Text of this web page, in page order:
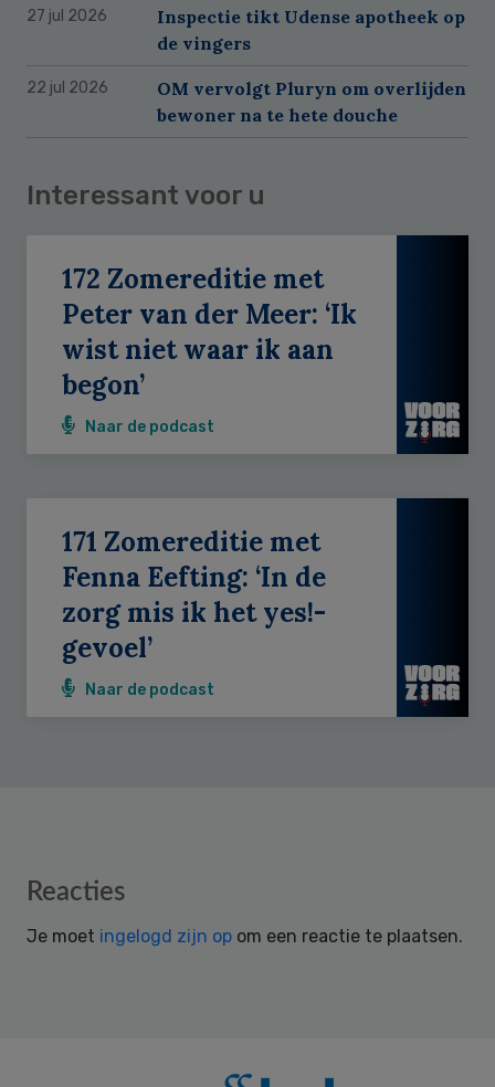
27 jul 2026
Inspectie tikt Udense apotheek op
de vingers
22 jul 2026
OM vervolgt Pluryn om overlijden
bewoner na te hete douche
Interessant voor u
172 Zomereditie met
Peter van der Meer: ‘Ik
wist niet waar ik aan
begon’
Naar de podcast
171 Zomereditie met
Fenna Eefting: ‘In de
zorg mis ik het yes!-
gevoel’
Naar de podcast
Reader
Reacties
Je moet ingelogd zijn op om een reactie te plaatsen.